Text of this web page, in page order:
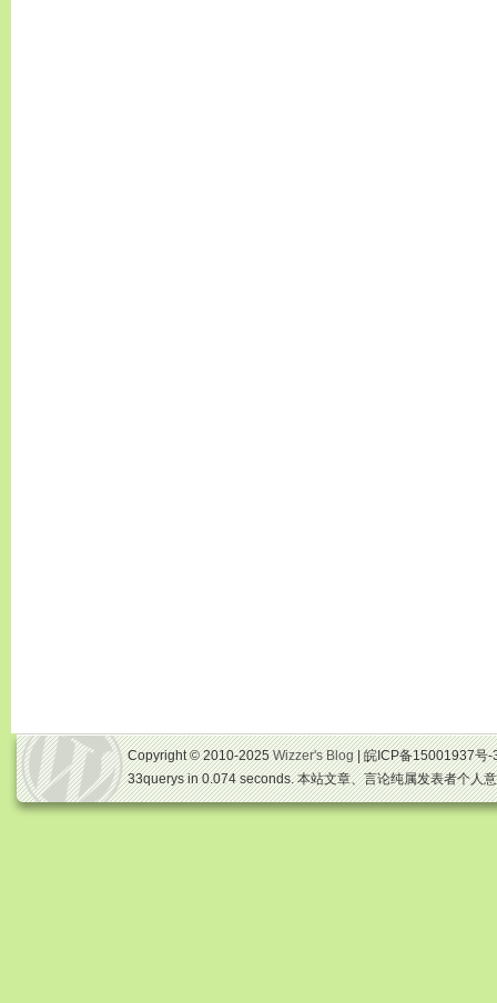
Copyright © 2010-2025Wizzer's Blog| 皖ICP备15001937号
33querys in 0.074 seconds. 本站文章、言论纯属发表者个人